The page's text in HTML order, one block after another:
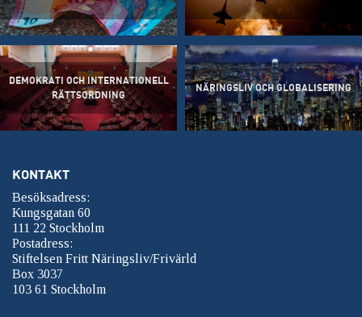
DEMOKRATI OCH INTERNATIONELL
RÄTTSORDNING
NÄRINGSLIV OCH GLOBALISERING
KONTAKT
Besöksadress:
Kungsgatan 60
111 22 Stockholm
Postadress:
Stiftelsen Fritt Näringsliv/Frivärld
Box 3037
103 61 Stockholm